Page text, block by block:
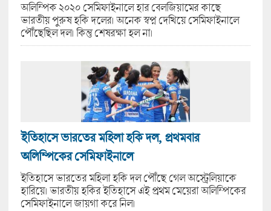
অলিম্পিক ২০২০ সেমিফাইনালে হার বেলজিয়ামের কাছে
ভারতীয় পুরুষ হকি দলের। অনেক স্বপ্ন দেখিয়ে সেমিফাইনালে
পৌঁছেছিল দল। কিন্তু শেষরক্ষা হল না।
ইতিহাসে ভারতের মহিলা হকি দল, প্রথমবার
অলিম্পিকের সেমিফাইনালে
ইতিহাসে ভারতের মহিলা হকি দল পৌঁছে গেল অস্ট্রেলিয়াকে
হারিয়ে। ভারতীয় হকির ইতিহাসে এই প্রথম মেয়েরা অলিম্পিকের
সেমিফাইনালে জায়গা করে নিল।